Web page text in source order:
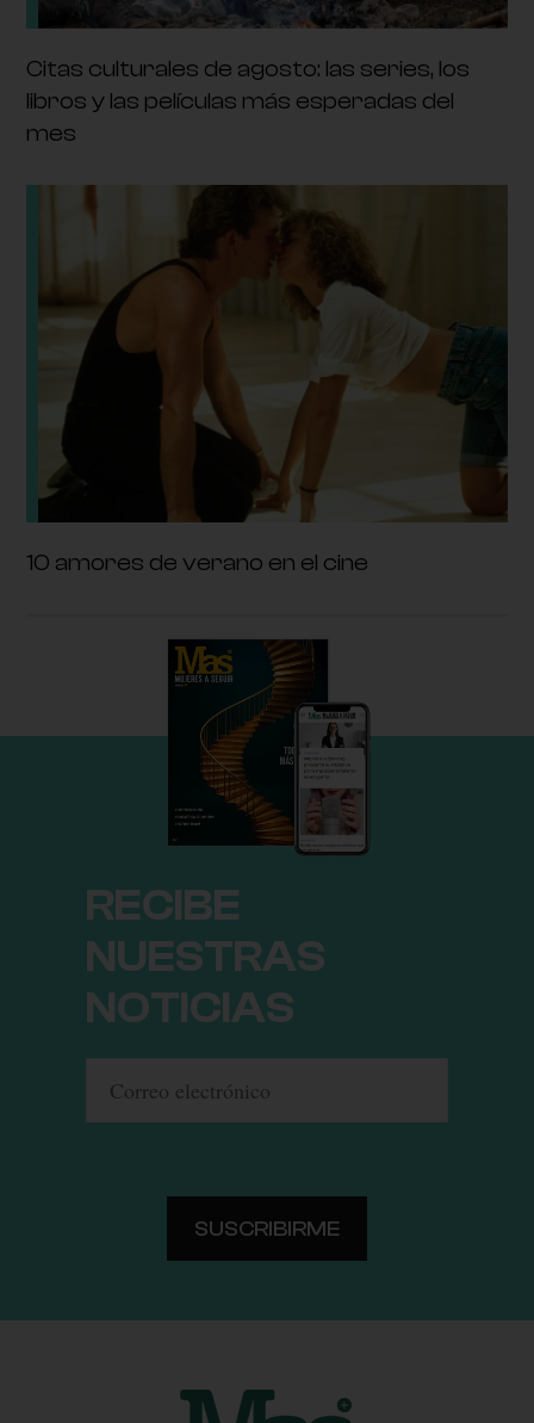
Citas culturales de agosto: las series, los
libros y las películas más esperadas del
mes
10 amores de verano en el cine
RECIBE
NUESTRAS
NOTICIAS